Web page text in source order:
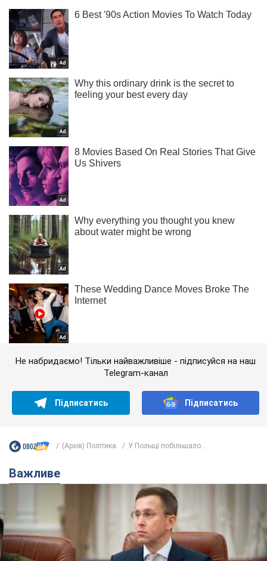
Не набридаємо! Тільки найважливіше - підписуйся на наш
Telegram-канал
Підписатись Підписатись
(Архів) Політика У Польщі побільшало...
Важливе